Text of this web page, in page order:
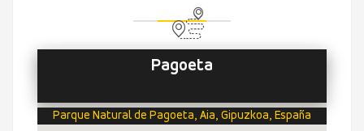
Pagoeta
Parque Natural de Pagoeta, Aia, Gipuzkoa, España